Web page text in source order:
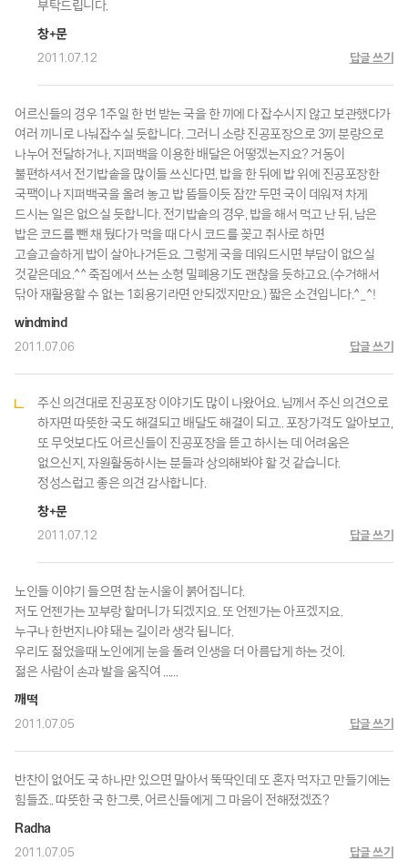
부탁드립니다.
창+문
2011.07.12 답글 쓰기
어르신들의 경우 1주일 한 번 받는 국을 한 끼에 다 잡수시지 않고 보관했다가
여러 끼니로 나눠잡수실 듯합니다. 그러니 소량 진공포장으로 3끼 분량으로
나누어 전달하거나, 지퍼백을 이용한 배달은 어떻겠는지요? 거동이
불편하셔서 전기밥솥을 많이들 쓰신다면, 밥을 한 뒤에 밥 위에 진공포장한
국팩이나 지퍼백국을 올려 놓고 밥 뜸들이듯 잠깐 두면 국이 데워져 차게
드시는 일은 없으실 듯합니다. 전기밥솥의 경우, 밥을 해서 먹고 난 뒤, 남은
밥은 코드를 뺀 채 뒀다가 먹을 때 다시 코드를 꽂고 취사로 하면
고슬고슬하게 밥이 살아나거든요. 그렇게 국을 데워드시면 부담이 없으실
것같은데요.^^ 죽집에서 쓰는 소형 밀폐용기도 괜찮을 듯하고요.(수거해서
닦아 재활용할 수 없는 1회용기라면 안되겠지만요.) 짧은 소견입니다.^_^!
windmind
2011.07.06 답글 쓰기
주신 의견대로 진공포장 이야기도 많이 나왔어요. 님께서 주신 의견으로
하자면 따뜻한 국도 해결되고 배달도 해결이 되고.. 포장가격도 알아보고,
또 무엇보다도 어르신들이 진공포장을 뜯고 하시는 데 어려움은
없으신지, 자원활동하시는 분들과 상의해봐야 할 것 같습니다.
정성스럽고 좋은 의견 감사합니다.
창+문
2011.07.12 답글 쓰기
노인들 이야기 들으면 참 눈시울이 붉어집니다.
저도 언젠가는 꼬부랑 할머니가 되겠지요. 또 언젠가는 아프겠지요.
누구나 한번지나야 돼는 길이라 생각 됩니다.
우리도 젊었을때 노인에게 눈을 돌려 인생을 더 아름답게 하는 것이.
젊은 사람이 손과 발을 움직여 ……
깨떡
2011.07.05 답글 쓰기
반찬이 없어도 국 하나만 있으면 말아서 뚝딱인데 또 혼자 먹자고 만들기에는
힘들죠.. 따뜻한 국 한그릇, 어르신들에게 그 마음이 전해졌겠죠?
Radha
2011.07.05 답글 쓰기